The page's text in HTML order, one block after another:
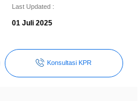
Last Updated :
01 Juli 2025
Konsultasi KPR